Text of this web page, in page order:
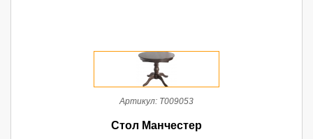
Артикул: Т009053
Стол Манчестер